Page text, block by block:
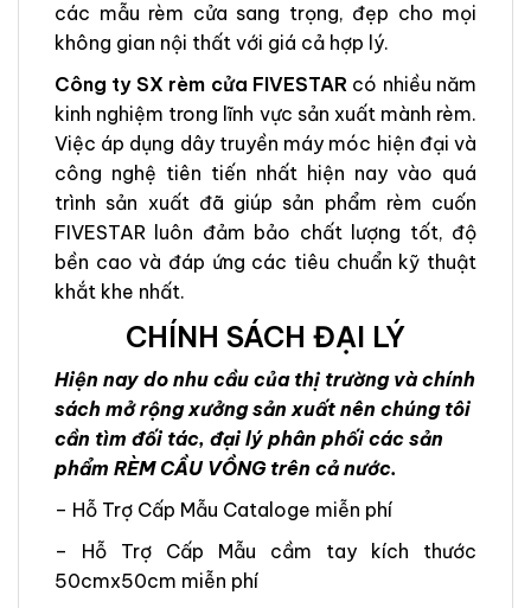
các mẫu rèm cửa sang trọng, đẹp cho mọi
không gian nội thất với giá cả hợp lý.
Công ty SX rèm cửa FIVESTARcó nhiều năm
kinh nghiệm trong lĩnh vực sản xuất mành rèm.
Việc áp dụng dây truyền máy móc hiện đại và
công nghệ tiên tiến nhất hiện nay vào quá
trình sản xuất đã giúp sản phẩm rèm cuốn
FIVESTAR luôn đảm bảo chất lượng tốt, độ
bền cao và đáp ứng các tiêu chuẩn kỹ thuật
khắt khe nhất.
CHÍNH SÁCH ĐẠI LÝ
Hiện nay do nhu cầu của thị trường và chính
sách mở rộng xưởng sản xuất nên chúng tôi
cần tìm đối tác, đại lý phân phối các sản
phẩm RÈM CẦU VỒNG trên cả nước.
– Hỗ Trợ Cấp Mẫu Cataloge miễn phí
– Hỗ Trợ Cấp Mẫu cầm tay kích thước
50cmx50cm miễn phí